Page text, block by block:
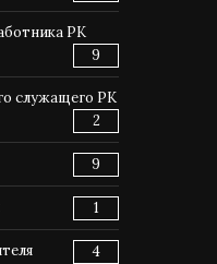
РК
9
служащего РК
2
9
1
4